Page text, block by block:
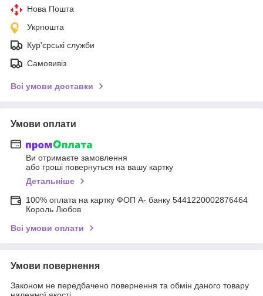
Нова Пошта
Укрпошта
Кур'єрські служби
Самовивіз
Всі умови доставки
Умови оплати
Ви отримаєте замовлення
або гроші повернуться на вашу картку
Детальніше
100% оплата на картку ФОП А- банку 5441220002876464
Король Любов
Всі умови оплати
Умови повернення
Законом не передбачено повернення та обмін даного товару